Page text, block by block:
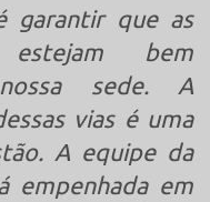
garantir que as
estejam bem
sede. A
vias é uma
A equipe da
empenhada em